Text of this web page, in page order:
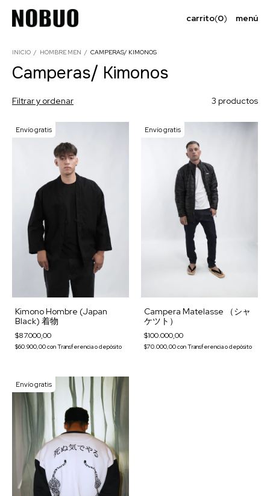
menú
carrito(0)
INICIO / HOMBRE MEN / CAMPERAS/ KIMONOS
Camperas/ Kimonos
Filtrar y ordenar 3 productos
Envío gratis
Kimono Hombre (Japan
Black) 着物
$87.000,00
$60.900,00conTransferencia o depósito
Envío gratis
Campera Matelasse （シャ
ケツト）
$100.000,00
$70.000,00conTransferencia o depósito
Envío gratis